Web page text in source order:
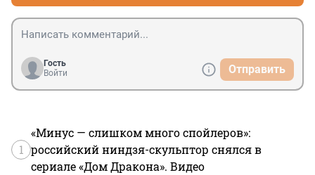
Гость
Войти
Отправить
1
«Минус — слишком много спойлеров»:
российский ниндзя-скульптор снялся в
сериале «Дом Дракона». Видео